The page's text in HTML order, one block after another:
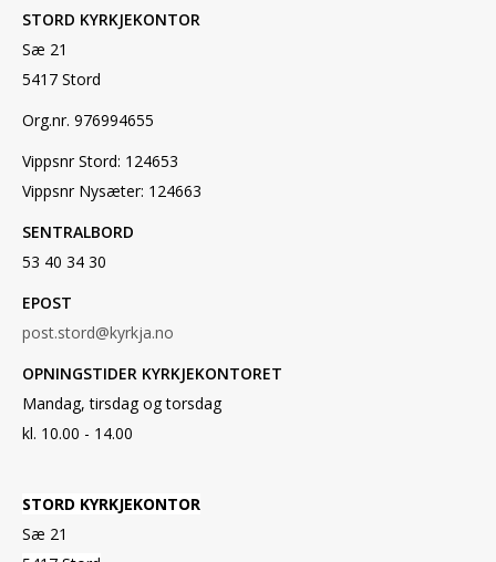
STORD KYRKJEKONTOR
Sæ 21
5417 Stord
Org.nr. 976994655
Vippsnr Stord: 124653
Vippsnr Nysæter: 124663
SENTRALBORD
53 40 34 30
EPOST
post.stord@kyrkja.no
OPNINGSTIDER KYRKJEKONTORET
Mandag, tirsdag og torsdag
kl. 10.00 - 14.00
STORD KYRKJEKONTOR
Sæ 21